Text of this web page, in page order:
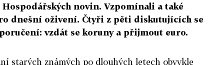
Hospodářských novin. Vzpomínali a také
dnešní oživení. Čtyři z pěti diskutujících se
vzdát se koruny a přijmout euro.
starých známých po dlouhých letech obvykle